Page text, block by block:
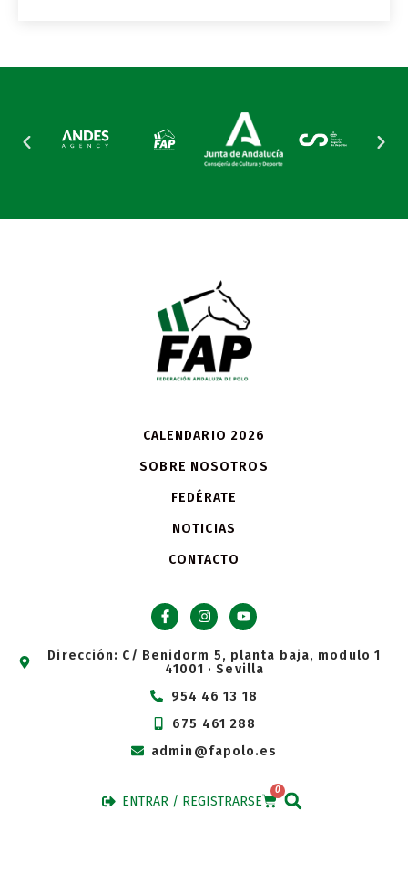
CALENDARIO 2026
SOBRE NOSOTROS
FEDÉRATE
NOTICIAS
CONTACTO
Dirección: C/ Benidorm 5, planta baja, modulo 1
41001 · Sevilla
954 46 13 18
675 461 288
admin@fapolo.es
ENTRAR / REGISTRARSE
0